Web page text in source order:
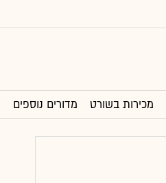
מכירות בשורט מדורים נוספים